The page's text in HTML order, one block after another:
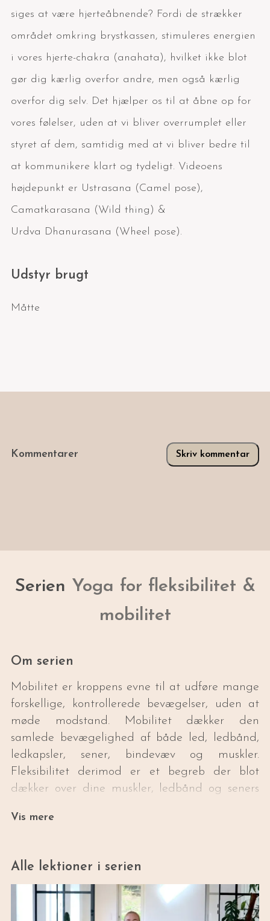
siges at være hjerteåbnende? Fordi de strækker
området omkring brystkassen, stimuleres energien
i vores hjerte-chakra (anahata), hvilket ikke blot
gør dig kærlig overfor andre, men også kærlig
overfor dig selv. Det hjælper os til at åbne op for
vores følelser, uden at vi bliver overrumplet eller
styret af dem, samtidig med at vi bliver bedre til
at kommunikere klart og tydeligt. Videoens
højdepunkt er Ustrasana (Camel pose),
Camatkarasana (Wild thing) &
Urdva Dhanurasana (Wheel pose).
Udstyr brugt
Måtte
Kommentarer Skriv kommentar
Serien Yoga for fleksibilitet &
mobilitet
Om serien
Mobilitet er kroppens evne til at udføre mange
forskellige, kontrollerede bevægelser, uden at
møde modstand. Mobilitet dækker den
samlede bevægelighed af både led, ledbånd,
ledkapsler, sener, bindevæv og muskler.
Fleksibilitet derimod er et begreb der blot
dækker over dine muskler, ledbånd og seners
ord, så er fleksibilitet en del af mobiliteten, og
kropsbevidsthed.
I denne serie arbejder vi med at realisere din
krops fulde potentiale, ved at forbedre
Vis mere
Alle lektioner i serien